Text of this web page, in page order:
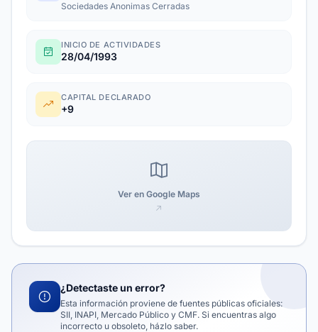
Sociedades Anonimas Cerradas
INICIO DE ACTIVIDADES
28/04/1993
CAPITAL DECLARADO
+9
Ver en Google Maps
¿Detectaste un error?
Esta información proviene de fuentes públicas oficiales:
SII, INAPI, Mercado Público y CMF. Si encuentras algo
incorrecto u obsoleto, házlo saber.